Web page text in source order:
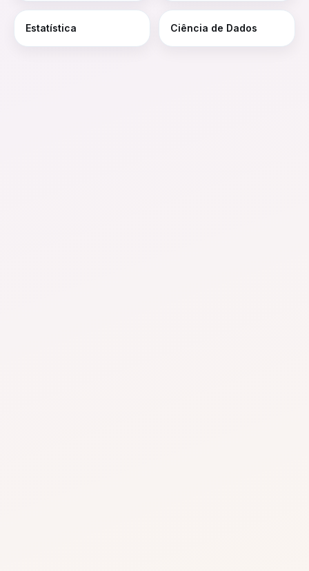
Estatística Ciência de Dados